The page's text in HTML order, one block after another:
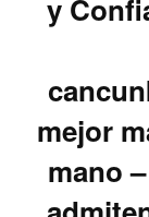
y
mejor
mano